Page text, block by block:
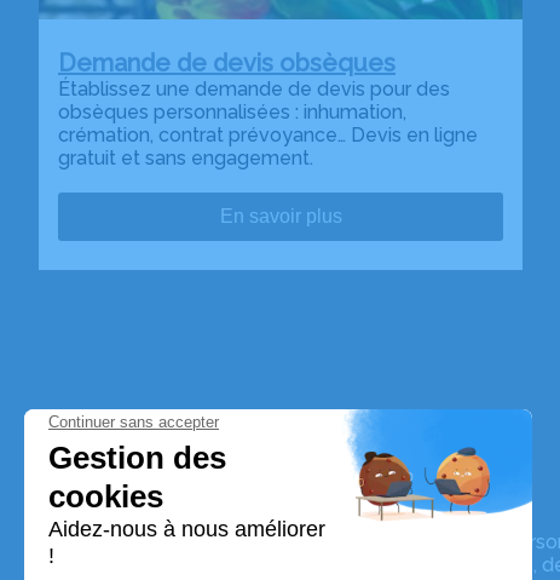
Demande de devis obsèques
Établissez une demande de devis pour des
obsèques personnalisées : inhumation,
crémation, contrat prévoyance… Devis en ligne
gratuit et sans engagement.
En savoir plus
Pompes Funèbres Labonne
Nos équipes vous aident à honorer la mémoire de la
perpétuer son souvenir dans le respect de ses volontés,